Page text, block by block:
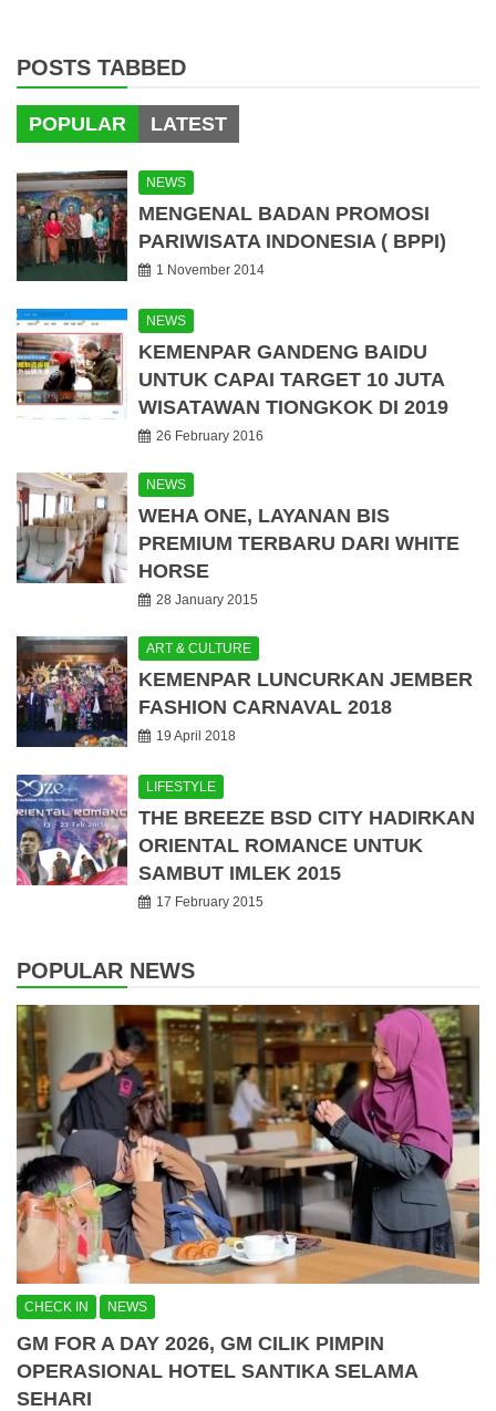
POSTS TABBED
POPULAR LATEST
NEWS
MENGENAL BADAN PROMOSI
PARIWISATA INDONESIA ( BPPI)
1 November 2014
NEWS
KEMENPAR GANDENG BAIDU
UNTUK CAPAI TARGET 10 JUTA
WISATAWAN TIONGKOK DI 2019
26 February 2016
NEWS
WEHA ONE, LAYANAN BIS
PREMIUM TERBARU DARI WHITE
HORSE
28 January 2015
ART & CULTURE
KEMENPAR LUNCURKAN JEMBER
FASHION CARNAVAL 2018
19 April 2018
LIFESTYLE
THE BREEZE BSD CITY HADIRKAN
ORIENTAL ROMANCE UNTUK
SAMBUT IMLEK 2015
17 February 2015
POPULAR NEWS
CHECK IN NEWS
GM FOR A DAY 2026, GM CILIK PIMPIN
OPERASIONAL HOTEL SANTIKA SELAMA
SEHARI